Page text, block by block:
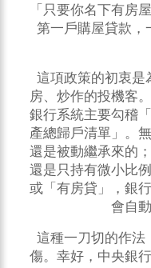
「只要你名下有房
第一戶購屋貸款，
這項政策的初衷是
房、炒作的投機客
銀行系統主要勾稽
產總歸戶清單」。
還是被動繼承來的
還是只持有微小比
或「有房貸」，銀
會自
這種一刀切的作法
傷。幸好，中央銀